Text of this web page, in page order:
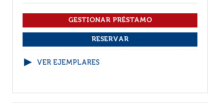
VER EJEMPLARES